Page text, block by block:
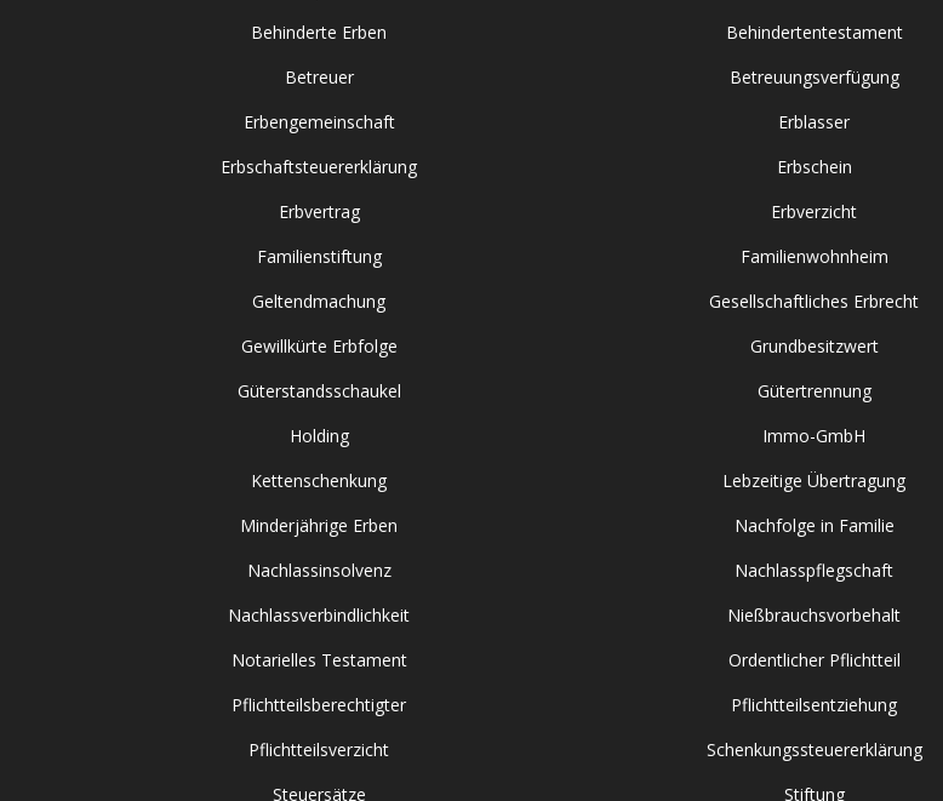
Behinderte Erben
Behindertentestament
Betreuer
Betreuungsverfügung
Erbengemeinschaft
Erblasser
Erbschaftsteuererklärung
Erbschein
Erbvertrag
Erbverzicht
Familienstiftung
Familienwohnheim
Geltendmachung
Gesellschaftliches Erbrecht
Gewillkürte Erbfolge
Grundbesitzwert
Güterstandsschaukel
Gütertrennung
Holding
Immo-GmbH
Kettenschenkung
Lebzeitige Übertragung
Minderjährige Erben
Nachfolge in Familie
Nachlassinsolvenz
Nachlasspflegschaft
Nachlassverbindlichkeit
Nießbrauchsvorbehalt
Notarielles Testament
Ordentlicher Pflichtteil
Pflichtteilsberechtigter
Pflichtteilsentziehung
Pflichtteilsverzicht
Schenkungssteuererklärung
Steuersätze
Stiftung